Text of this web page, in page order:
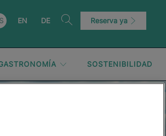
EN DE Reserva ya
SOSTENIBILIDAD